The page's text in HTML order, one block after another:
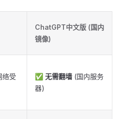
ChatGPT中文版 (国内
镜像)
络受
✅ 无需翻墙 (国内服务
器)